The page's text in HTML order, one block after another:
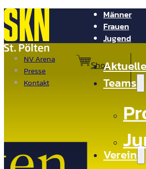
Männer
Frauen
Jugend
NV Arena
Presse
Kontakt
Shop
Teams
Verein